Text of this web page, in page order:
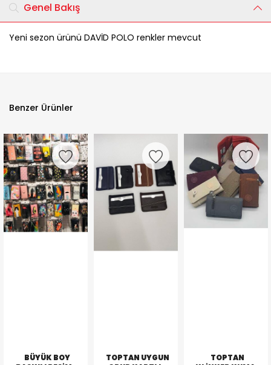
Genel Bakış
Yeni sezon ürünü DAVİD POLO renkler mevcut
Benzer Ürünler
BÜYÜK BOY
TOPTAN UYGUN
TOPTAN